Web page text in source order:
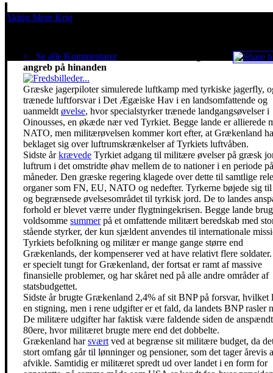
Aldrig Mere Krig
< Se alle KommentarerNATO-lande øver igen
angreb på hinanden
Græske jagerpiloter simulerede luftkamp med tyrkiske jagerfly,
trænede luftforsvar i Det Ægæiske Hav i en landsomfattende og
uanmeldt øvelse, hvor specialstyrker trænede landgangsøvelser i
Oinousses, en økæde nær ved Tyrkiet. Begge lande er allierede
NATO, men militærøvelsen kommer kort efter, at Grækenland
beklaget sig over luftrumskrænkelser af Tyrkiets luftvåben.
Sidste årkrævede Tyrkiet adgang til militære øvelser på græsk
luftrum i det omstridte øhav mellem de to nationer i en periode
måneder. Den græske regering klagede over dette til samtlige
organer som FN, EU, NATO og nedefter. Tyrkerne bøjede sig til
og begrænsede øvelsesområdet til tyrkisk jord. De to landes
forhold er blevet værre under flygtningekrisen. Begge lande
voldsomme summerpå et omfattende militært beredskab med
stående styrker, der kun sjældent anvendes til internationale
Tyrkiets befolkning og militær er mange gange større end
Grækenlands, der kompenserer ved at have relativt flere
er specielt tungt for Grækenland, der fortsat er ramt af massive
finansielle problemer, og har skåret ned på alle andre områder af
statsbudgettet.
Sidste år brugte Grækenland 2,4% af sit BNP på forsvar, hvilket
en stigning, men i rene udgifter er et fald, da landets BNP rasler
De militære udgifter har faktisk være faldende siden de
80ere, hvor militæret brugte mere end det dobbelte.
Grækenland harsvært ved at begrænse sit militære budget, da
stort omfang går til lønninger og pensioner, som det tager årevis
afvikle. Samtidig er militæret spredt ud over landet i en form for